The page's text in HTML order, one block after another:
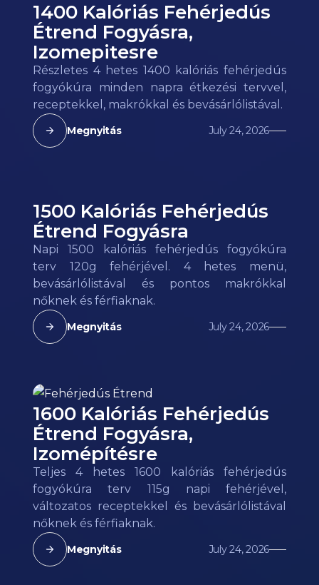
1400 Kalóriás Fehérjedús
Étrend Fogyásra,
Izomepitesre
Részletes 4 hetes 1400 kalóriás fehérjedús
fogyókúra minden napra étkezési tervvel,
receptekkel, makrókkal és bevásárlólistával.
Megnyitás July 24, 2026
1500 Kalóriás Fehérjedús
Étrend Fogyásra
Napi 1500 kalóriás fehérjedús fogyókúra
terv 120g fehérjével. 4 hetes menü,
bevásárlólistával és pontos makrókkal
nőknek és férfiaknak.
Megnyitás July 24, 2026
1600 Kalóriás Fehérjedús
Étrend Fogyásra,
Izomépítésre
Teljes 4 hetes 1600 kalóriás fehérjedús
fogyókúra terv 115g napi fehérjével,
változatos receptekkel és bevásárlólistával
nőknek és férfiaknak.
Megnyitás July 24, 2026